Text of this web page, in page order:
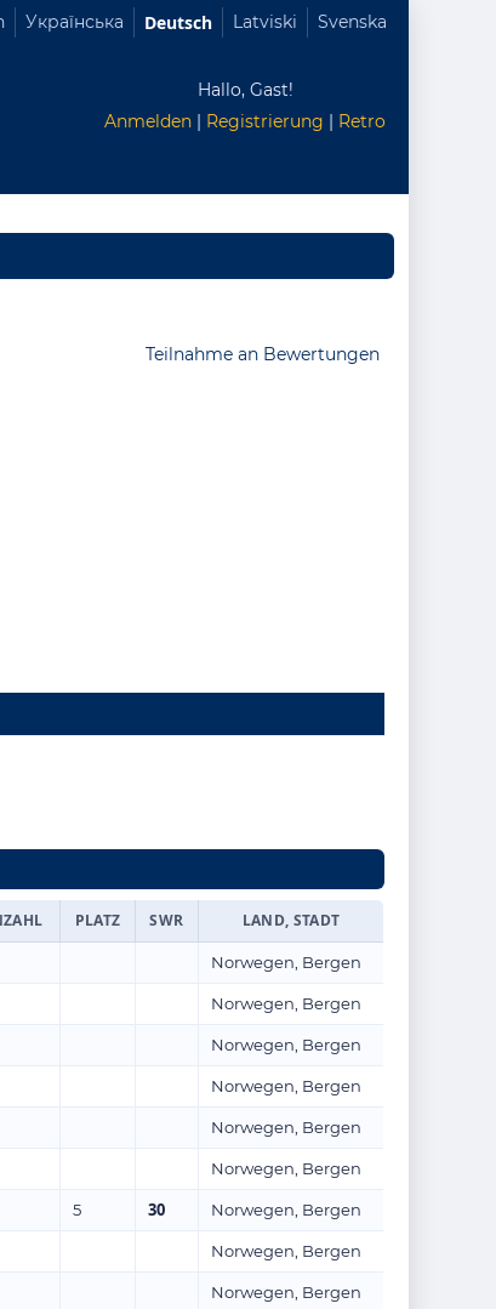
Українська Deutsch Latviski Svenska
Hallo, Gast!
Anmelden | Registrierung | Retro
Teilnahme an Bewertungen
PLATZ SWR LAND, STADT
Norwegen, Bergen
Norwegen, Bergen
Norwegen, Bergen
Norwegen, Bergen
Norwegen, Bergen
Norwegen, Bergen
5 30 Norwegen, Bergen
Norwegen, Bergen
Norwegen, Bergen